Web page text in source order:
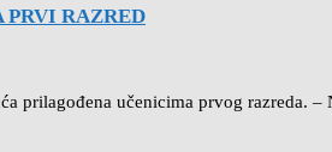
RAZRED
prilagođena učenicima prvog